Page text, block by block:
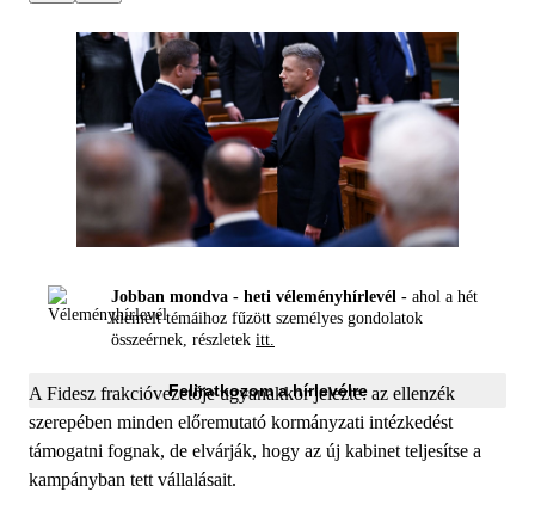
Jobban mondva - heti véleményhírlevél - ahol a hét
kiemelt témáihoz fűzött személyes gondolatok
összeérnek, részletek itt.
Feliratkozom a hírlevélre
A Fidesz frakcióvezetője ugyanakkor jelezte: az ellenzék
szerepében minden előremutató kormányzati intézkedést
támogatni fognak, de elvárják, hogy az új kabinet teljesítse a
kampányban tett vállalásait.